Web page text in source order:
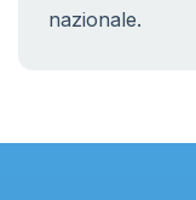
nazionale.